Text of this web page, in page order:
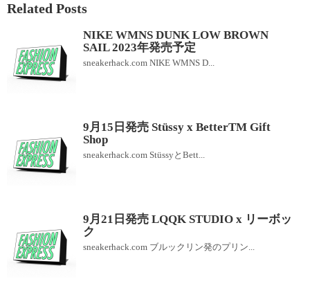
Related Posts
NIKE WMNS DUNK LOW BROWN
SAIL 2023年発売予定
sneakerhack.com NIKE WMNS D...
9月15日発売 Stüssy x BetterTM Gift
Shop
sneakerhack.com StüssyとBett...
9月21日発売 LQQK STUDIO x リーボッ
ク
sneakerhack.com ブルックリン発のプリン...